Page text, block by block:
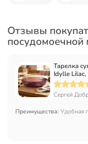
Отзывы
Тарелка
Idylle
лиловая
Сергей
Преимущества: Удобная